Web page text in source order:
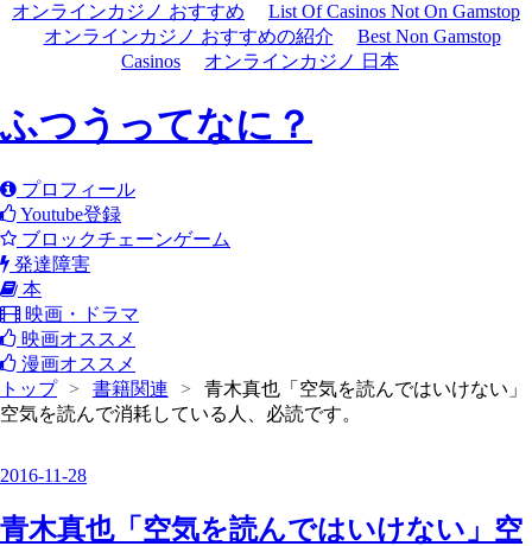
オンラインカジノ おすすめ
List Of Casinos Not On Gamstop
オンラインカジノ おすすめの紹介
Best Non Gamstop
Casinos
オンラインカジノ 日本
ふつうってなに？
プロフィール
Youtube登録
ブロックチェーンゲーム
発達障害
本
映画・ドラマ
映画オススメ
漫画オススメ
トップ
> 書籍関連 >
青木真也「空気を読んではいけない」
空気を読んで消耗している人、必読です。
2016-11-28
青木真也「空気を読んではいけない」空